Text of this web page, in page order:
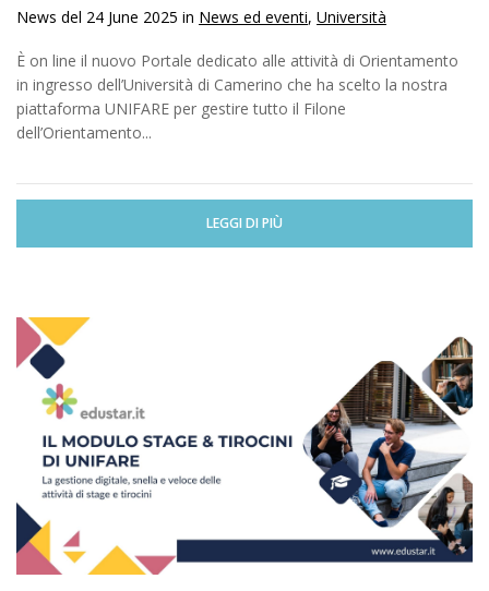
News del 24 June 2025 in News ed eventi, Università
È on line il nuovo Portale dedicato alle attività di Orientamento
in ingresso dell’Università di Camerino che ha scelto la nostra
piattaforma UNIFARE per gestire tutto il Filone
dell’Orientamento...
LEGGI DI PIÙ